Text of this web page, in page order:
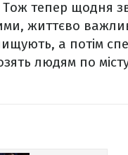
Тож тепер щодня
життєво
а потім
людям по